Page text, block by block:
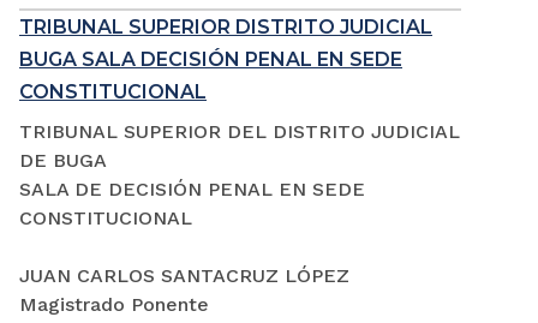
TRIBUNAL SUPERIOR DISTRITO JUDICIAL
BUGA SALA DECISIÓN PENAL EN SEDE
CONSTITUCIONAL
TRIBUNAL SUPERIOR DEL DISTRITO JUDICIAL
DE BUGA
SALA DE DECISIÓN PENAL EN SEDE
CONSTITUCIONAL
JUAN CARLOS SANTACRUZ LÓPEZ
Magistrado Ponente